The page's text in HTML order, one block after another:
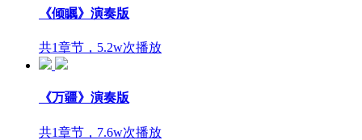
《倾瞩》演奏版
共1章节，5.2w次播放
《万疆》演奏版
共1章节，7.6w次播放